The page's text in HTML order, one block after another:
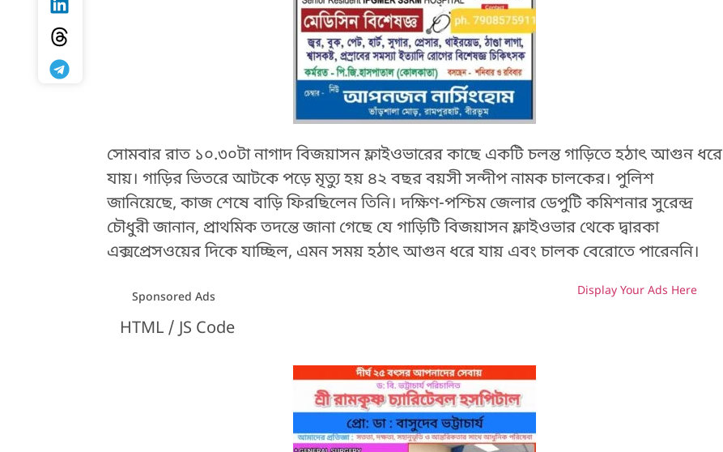
সোমবার রাত ১০.৩০টা নাগাদ বিজয়াসন ফ্লাইওভারের কাছে একটি চলন্ত গাড়িতে হঠাৎ আগুন ধরে
যায়। গাড়ির ভিতরে আটকে পড়ে মৃত্যু হয় ৪২ বছর বয়সী সন্দীপ নামক চালকের। পুলিশ
জানিয়েছে, কাজ শেষে বাড়ি ফিরছিলেন তিনি। দক্ষিণ-পশ্চিম জেলার ডেপুটি কমিশনার সুরেন্দ্র
চৌধুরী জানান, প্রাথমিক তদন্তে জানা গেছে যে গাড়িটি বিজয়াসন ফ্লাইওভার থেকে দ্বারকা
এক্সপ্রেসওয়ের দিকে যাচ্ছিল, এমন সময় হঠাৎ আগুন ধরে যায় এবং চালক বেরোতে পারেননি।
Sponsored Ads Display Your Ads Here
HTML / JS Code